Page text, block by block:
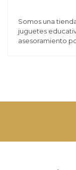
Somos una
juguetes
asesoramiento